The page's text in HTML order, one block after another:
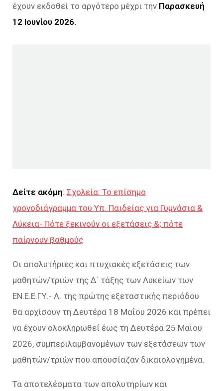
έχουν εκδοθεί το αργότερο μέχρι την Παρασκευή
12 Ιουνίου 2026.
Δείτε ακόμη: Σχολεία: Το επίσημο
χρονοδιάγραμμα του Υπ. Παιδείας για Γυμνάσια &
Λύκεια- Πότε ξεκινούν οι εξετάσεις &; πότε
παίρνουν βαθμούς
Οι απολυτήριες και πτυχιακές εξετάσεις των
μαθητών/τριών της Δ΄ τάξης των Λυκείων των
ΕΝ.Ε.Ε.ΓΥ.- Λ. της πρώτης εξεταστικής περιόδου
θα αρχίσουν τη Δευτέρα 18 Μαΐου 2026 και πρέπει
να έχουν ολοκληρωθεί έως τη Δευτέρα 25 Μαΐου
2026, συμπεριλαμβανομένων των εξετάσεων των
μαθητών/τριών που απουσίαζαν δικαιολογημένα.
Τα αποτελέσματα των απολυτηρίων και